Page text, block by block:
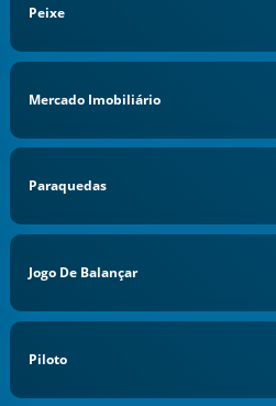
Peixe
Mercado Imobiliário
Paraquedas
Jogo De Balançar
Piloto